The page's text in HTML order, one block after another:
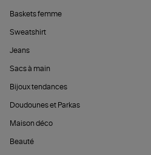
Baskets femme
Sweatshirt
Jeans
Sacs à main
Bijoux tendances
Doudounes et Parkas
Maison déco
Beauté